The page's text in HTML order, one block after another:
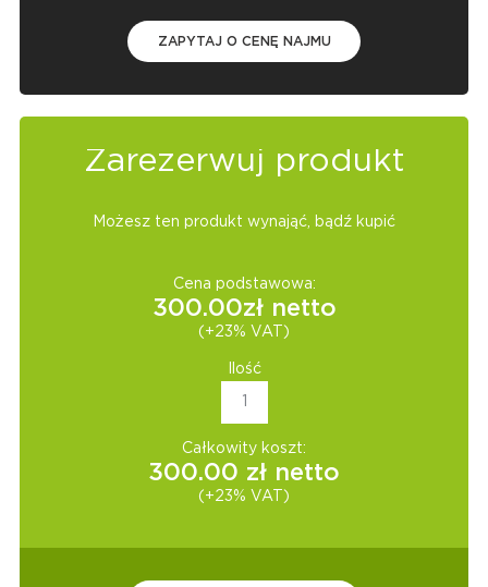
ZAPYTAJ O CENĘ NAJMU
Zarezerwuj produkt
Możesz ten produkt wynająć, bądź kupić
Cena podstawowa:
300.00zł netto
(+23% VAT)
Ilość
Całkowity koszt:
300.00 zł netto
(+23% VAT)